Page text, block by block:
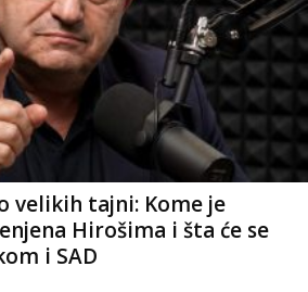
velikih tajni: Kome je
Hirošima i šta će se
i SAD